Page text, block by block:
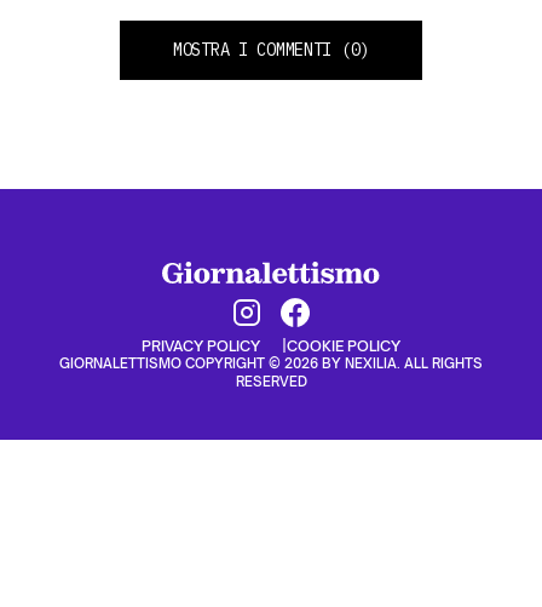
MOSTRA I COMMENTI (0)
PRIVACY POLICY COOKIE POLICY
GIORNALETTISMO COPYRIGHT © 2026 BY NEXILIA. ALL RIGHTS
RESERVED